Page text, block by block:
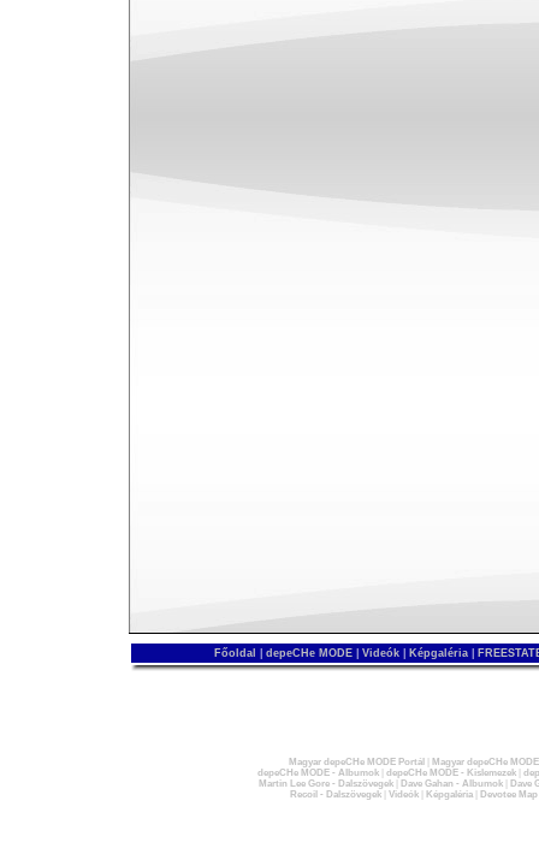
Főoldal depeCHe MODE Videók Képgaléria
Magyar depeCHe MODE Portál
Magyar depeCHe
depeCHe MODE - Albumok| depeCHe MODE - Kislemezek|
Martin Lee Gore - Dalszövegek| Dave Gahan - Albumok|
Dave
Recoil - Dalszövegek| Videók| Képgaléria| Devotee Map